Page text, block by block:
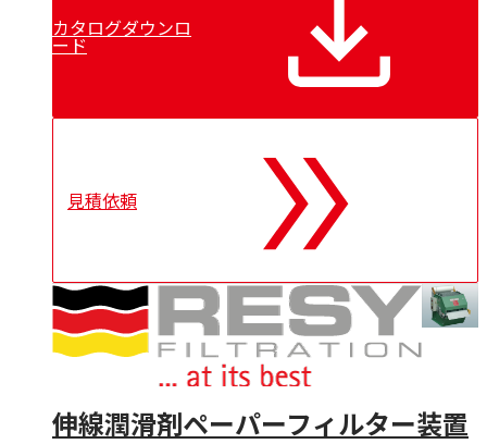
粉塵の飛散を抑えた「ダストフリー」な設計と、従来
比1/3の低エア消費を実現した省エネ設計が特徴で、作
業環境の改善とコスト削減を同時に実現します。
ーのご用意もございます。
カタログダウンロ
ード
見積依頼
伸線潤滑剤ペーパーフィルター装置